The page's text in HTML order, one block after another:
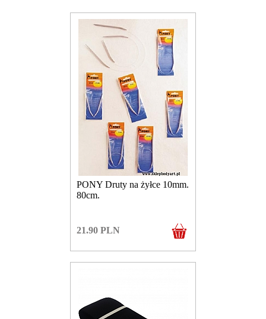
PONY Druty na żyłce 10mm.
80cm.
21.90 PLN